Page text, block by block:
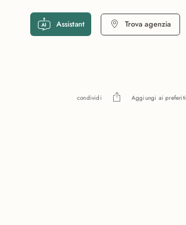
Assistant Trova agenzia
condividi Aggiungi ai preferiti